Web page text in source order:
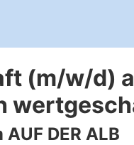
(m/w/d)
DER ALB